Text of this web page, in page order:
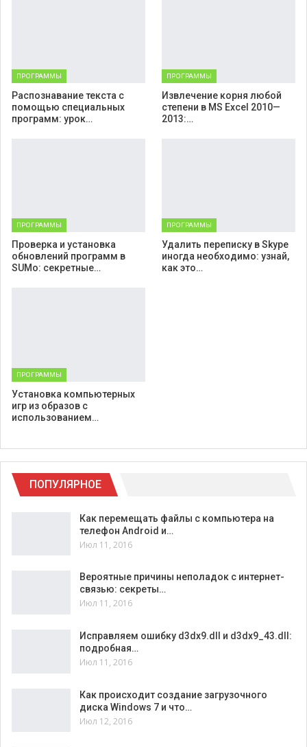
ПРОГРАММЫ
Распознавание текста с
помощью специальных
программ: урок…
ПРОГРАММЫ
Извлечение корня любой
степени в MS Excel 2010—
2013:…
ПРОГРАММЫ
Проверка и установка
обновлений программ в
SUMo: секретные…
ПРОГРАММЫ
Удалить переписку в Skype
иногда необходимо: узнай,
как это…
ПРОГРАММЫ
Установка компьютерных
игр из образов с
использованием…
ПОПУЛЯРНОЕ
Как перемещать файлы с компьютера на
телефон Android и…
Июл 11, 2016
Вероятные причины неполадок с интернет-
связью: секреты…
Июл 11, 2016
Исправляем ошибку d3dx9.dll и d3dx9_43.dll:
подробная…
Июл 11, 2016
Как происходит создание загрузочного
диска Windows 7 и что…
Июл 12, 2016